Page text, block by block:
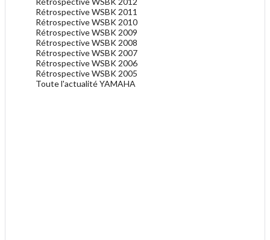
Rétrospective WSBK 2011
Rétrospective WSBK 2010
Rétrospective WSBK 2009
Rétrospective WSBK 2008
Rétrospective WSBK 2007
Rétrospective WSBK 2006
Rétrospective WSBK 2005
Toute l'actualité YAMAHA